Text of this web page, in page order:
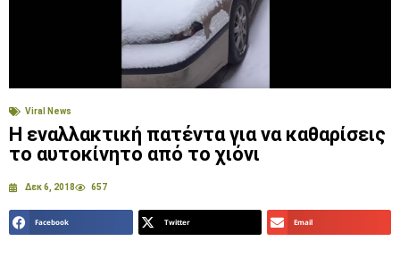
Viral News
Η εναλλακτική πατέντα για να καθαρίσεις
το αυτοκίνητο από το χιόνι
Δεκ 6, 2018 657
Facebook Twitter Email